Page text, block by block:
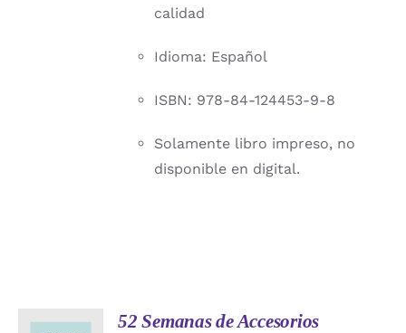
calidad
Idioma: Español
ISBN: 978-84-124453-9-8
Solamente libro impreso, no
disponible en digital.
52 Semanas de Accesorios